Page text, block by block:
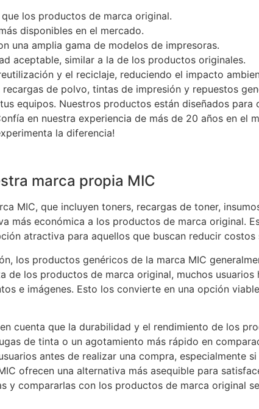
los productos de marca original.
disponibles en el mercado.
una amplia gama de modelos de impresoras.
aceptable, similar a la de los productos originales.
y el reciclaje, reduciendo el impacto
de polvo, tintas de impresión y repuestos
equipos. Nuestros productos están diseñados
en nuestra experiencia de más de 20 años en el
la diferencia!
marca propia MIC
MIC, que incluyen toners, recargas de toner,
más económica a los productos de marca original.
atractiva para aquellos que buscan reducir
los productos genéricos de la marca MIC
de los productos de marca original, muchos
e imágenes. Esto los convierte en una opción
cuenta que la durabilidad y el rendimiento de los
de tinta o un agotamiento más rápido en
antes de realizar una compra, especialmente
ofrecen una alternativa más asequible para
y compararlas con los productos de marca original